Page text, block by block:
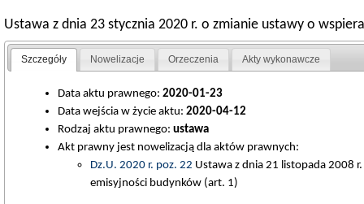
Ustawa z dnia 23 stycznia 2020 r. o zmianie ustawy o
Szczegóły Nowelizacje Orzeczenia Akty wykonawcze
Data aktu prawnego: 2020-01-23
Data wejścia w życie aktu: 2020-04-12
Rodzaj aktu prawnego: ustawa
Akt prawny jest nowelizacją dla aktów prawnych:
Dz.U. 2020 r. poz. 22 Ustawa z dnia 21 listopada 2008
emisyjności budynków (art. 1)